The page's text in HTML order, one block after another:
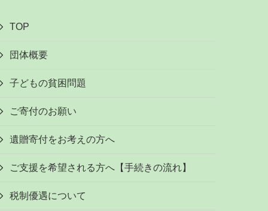
TOP
団体概要
子どもの貧困問題
ご寄付のお願い
遺贈寄付をお考えの方へ
ご支援を希望される方へ【手続きの流れ】
税制優遇について